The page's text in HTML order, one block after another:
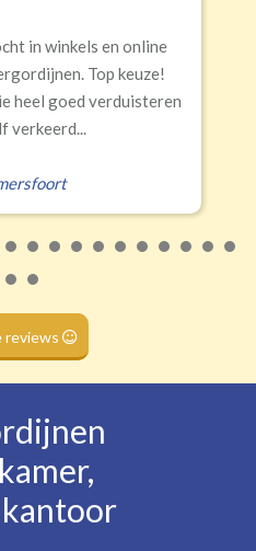
Roede
(tunnel)
Volledige verduisterend
Snelle levering, alles netjes
Erald
reviews